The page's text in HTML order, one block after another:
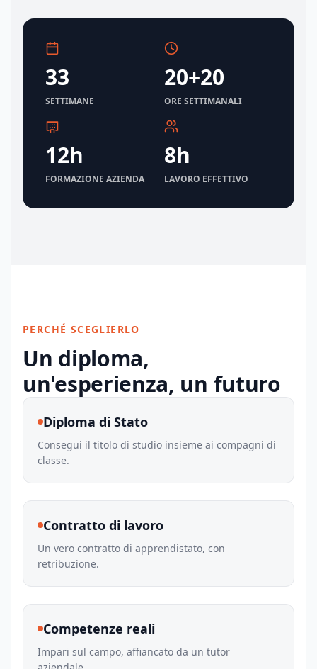
33
SETTIMANE
20+20
ORE SETTIMANALI
12h
FORMAZIONE AZIENDA
8h
LAVORO EFFETTIVO
PERCHÉ SCEGLIERLO
Un diploma,
un'esperienza, un futuro
Diploma di Stato
Consegui il titolo di studio insieme ai compagni di
classe.
Contratto di lavoro
Un vero contratto di apprendistato, con
retribuzione.
Competenze reali
Impari sul campo, affiancato da un tutor